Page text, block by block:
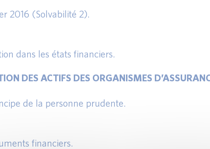
2016 (Solvabilité 2).
dans les états financiers.
DES ACTIFS DES ORGANISMES
de la personne prudente.
financiers.